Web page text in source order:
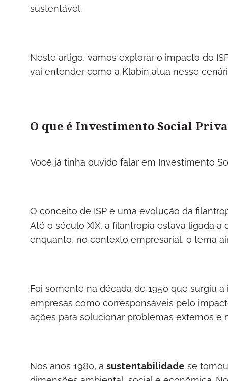
sustentável.
Neste artigo, vamos explorar o impacto do
vai entender como a Klabin atua nesse
O que é Investimento Social
Você já tinha ouvido falar em Investimento
O conceito de ISP é uma evolução da
Até o século XIX, a filantropia estava ligada
enquanto, no contexto empresarial, o tema
Foi somente na década de 1950 que surgiu
empresas como corresponsáveis pelo
ações para solucionar problemas externos e
Nos anos 1980, a sustentabilidade se